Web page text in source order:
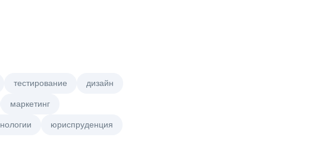
тестирование дизайн
маркетинг
юриспруденция